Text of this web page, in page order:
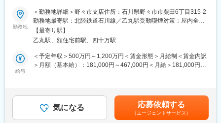
きます。
生命保険販売実績に応じたインセンティブ制度を導入しており、
手数料の20％を還元。四半期ごとに支給され、継続的な収入形成
が可能です。一般職平均70万円、主任職平均120万円、係長職平
価する風土があります。
低価格×良品質を強みに成長を続けており、安定した顧客基盤があ
ります。年休120日、残業月15時間程度に加え、住宅手当や資格
手当など福利厚生も充実。長期的に成果を上げながら働きやすさ
■職務内容：
同社住宅営業担当者より紹介されたお客様へ、FPとして住宅購入
へ向けたライフプランのご提案、各種金融商品の販売および販売
支援を行っていただきます。
【変更の範囲：会社の定める業務】
・お客様ニーズに合わせた住宅ローンのご提案
・同社で建築されたお客様へ火災保険の販売および住宅営業担当
者の販売支援（火災保険は基本的には住宅営業担当者が販売致し
勤務地
＜勤務地詳細＞野々市支店住所：石川県野々市市粟田6丁目315-2
勤務地最寄駅：北陸鉄道石川線／乙丸駅受動喫煙対策：屋内全面
禁煙変更の範囲：会社の定める事業所
【最寄り駅】
乙丸駅、額住宅前駅、四十万駅
給与
＜予定年収＞500万円～1,200万円＜賃金形態＞月給制＜賃金内訳
＞月額（基本給）：181,000円～467,000円＜月給＞181,000円～
す。■昇給：年1回（6月）■賞与：年2回（6、12月）※業績連動型
賃金はあくまでも目安の金額であり、選考を通じて上下する可能
性があります。月給(月額)は固定手当を含めた表記です。
気になる 応募依頼する
（エージェントサービス）